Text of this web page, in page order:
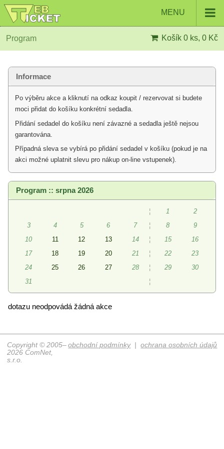
MENU
Program Košík 0 ks, 0 Kč
Informace
Po výběru akce a kliknutí na odkaz koupit / rezervovat si budete
moci přidat do košíku konkrétní sedadla.
Přidání sedadel do košíku není závazné a sedadla ještě nejsou
garantována.
Případná sleva se vybírá po přidání sedadel v košíku (pokud je na
akci možné uplatnit slevu pro nákup on-line vstupenek).
Program :: srpna 2026
¦ 1
2
3
4 5 6 7 ¦ 8
9
10
11 12 13 14 ¦ 15
16
17
18 19 20 21 ¦ 22
23
24
25 26 27 28 ¦ 29
30
31
¦
dotazu neodpovádá žádná akce
obchodní podmínky|ochrana osobních údajů
Copyright © 2005–
2026 ComNet,
s.r.o.